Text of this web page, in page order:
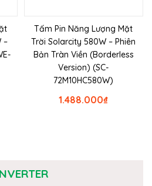
–
Tấm Pin Năng Lượng Mặt
Trời Solarcity 580W – Phiên
Bản Tràn Viền (Borderless
Version) (SC-
72M10HC580W)
₫
1.488.000